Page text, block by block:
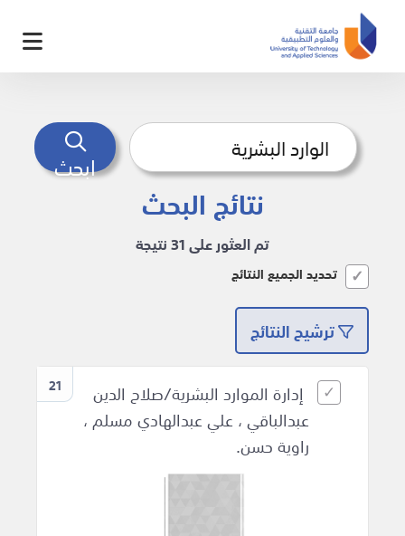
ابحث
نتائج البحث
تم العثور على 31 نتيجة
تحديد الجميع النتائج
ترشيح النتائج
21
إدارة الموارد البشرية/صلاح الدين
عبدالباقي ، علي عبدالهادي مسلم ،
راوية حسن.